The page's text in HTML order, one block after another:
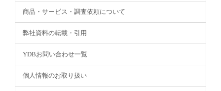
商品・サービス・調査依頼について
弊社資料の転載・引用
YDBお問い合わせ一覧
個人情報のお取り扱い